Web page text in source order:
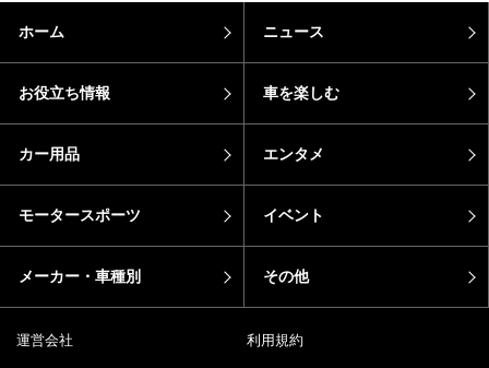
ホーム ニュース
お役立ち情報 車を楽しむ
カー用品 エンタメ
モータースポーツ イベント
メーカー・車種別 その他
運営会社 利用規約